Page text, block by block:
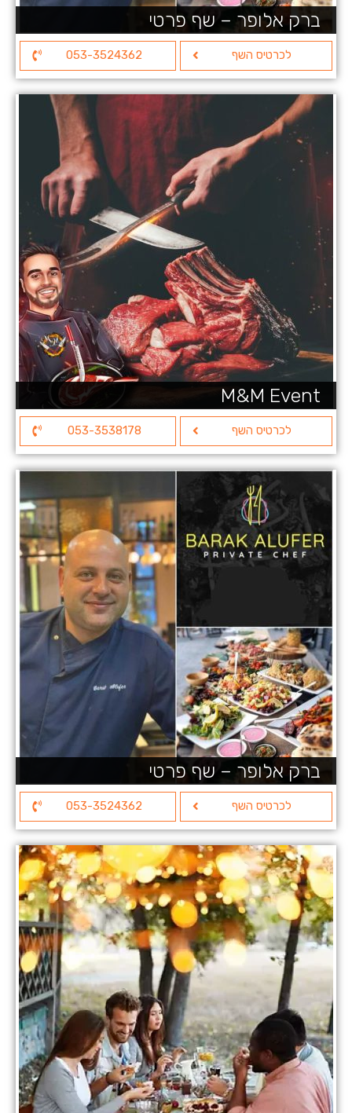
ברק אלופר – שף פרטי
לכרטיס השף 053-3524362
M&M Event
לכרטיס השף 053-3538178
ברק אלופר – שף פרטי
לכרטיס השף 053-3524362